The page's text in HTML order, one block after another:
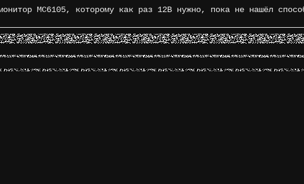
МС6105, которому как раз 12В нужно, пока не нашёл